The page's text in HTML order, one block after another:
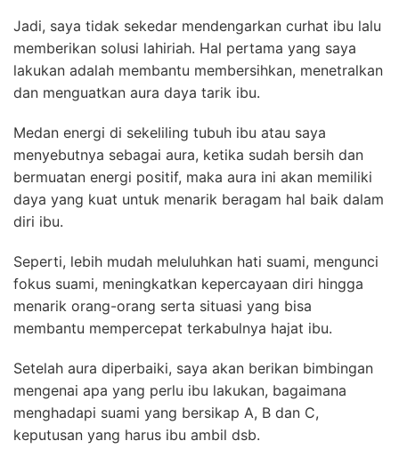
Jadi, saya tidak sekedar mendengarkan curhat ibu lalu
memberikan solusi lahiriah. Hal pertama yang saya
lakukan adalah membantu membersihkan, menetralkan
dan menguatkan aura daya tarik ibu.
Medan energi di sekeliling tubuh ibu atau saya
menyebutnya sebagai aura, ketika sudah bersih dan
bermuatan energi positif, maka aura ini akan memiliki
daya yang kuat untuk menarik beragam hal baik dalam
diri ibu.
Seperti, lebih mudah meluluhkan hati suami, mengunci
fokus suami, meningkatkan kepercayaan diri hingga
menarik orang-orang serta situasi yang bisa
membantu mempercepat terkabulnya hajat ibu.
Setelah aura diperbaiki, saya akan berikan bimbingan
mengenai apa yang perlu ibu lakukan, bagaimana
menghadapi suami yang bersikap A, B dan C,
keputusan yang harus ibu ambil dsb.